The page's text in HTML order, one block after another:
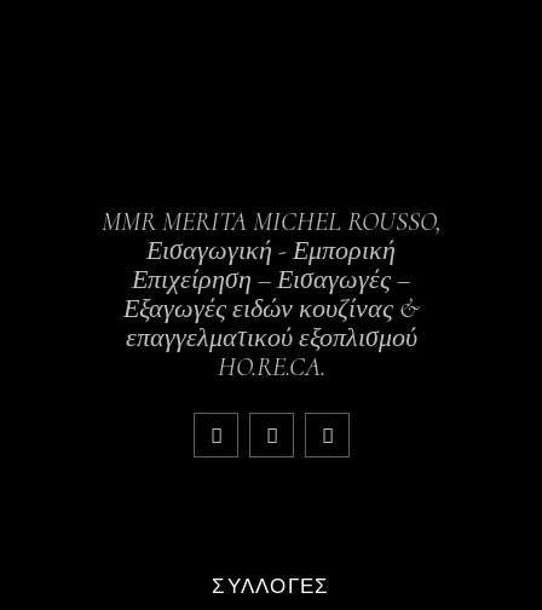
MMR MERITA MICHEL ROUSSO,
Εισαγωγική - Εμπορική
Επιχείρηση – Εισαγωγές –
Εξαγωγές ειδών κουζίνας &
επαγγελματικού εξοπλισμού
HO.RE.CA.
ΣΥΛΛΟΓΈΣ